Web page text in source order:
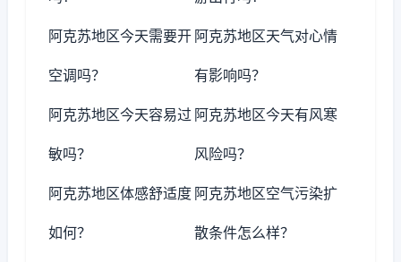
阿克苏地区今天需要开
空调吗？
阿克苏地区天气对心情
有影响吗？
阿克苏地区今天容易过
敏吗？
阿克苏地区今天有风寒
风险吗？
阿克苏地区体感舒适度
如何？
阿克苏地区空气污染扩
散条件怎么样？